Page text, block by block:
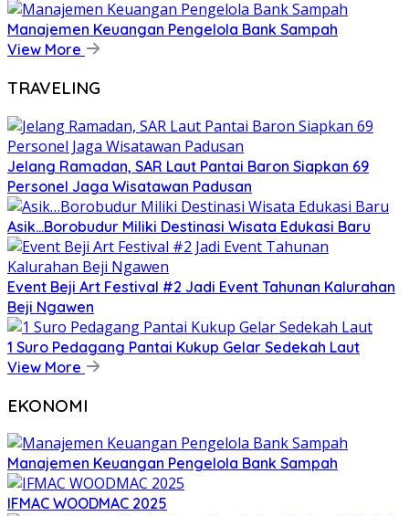
Manajemen Keuangan Pengelola Bank Sampah
View More
TRAVELING
Jelang Ramadan, SAR Laut Pantai Baron Siapkan 69
Personel Jaga Wisatawan Padusan
Asik…Borobudur Miliki Destinasi Wisata Edukasi Baru
Event Beji Art Festival #2 Jadi Event Tahunan Kalurahan
Beji Ngawen
1 Suro Pedagang Pantai Kukup Gelar Sedekah Laut
View More
EKONOMI
Manajemen Keuangan Pengelola Bank Sampah
IFMAC WOODMAC 2025